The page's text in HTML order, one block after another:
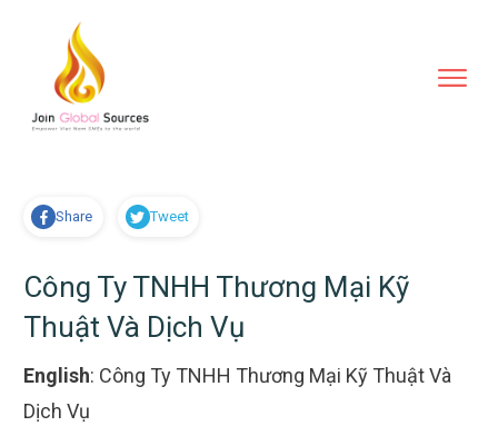
Share Tweet
Công Ty TNHH Thương Mại Kỹ
Thuật Và Dịch Vụ
English: Công Ty TNHH Thương Mại Kỹ Thuật Và
Dịch Vụ